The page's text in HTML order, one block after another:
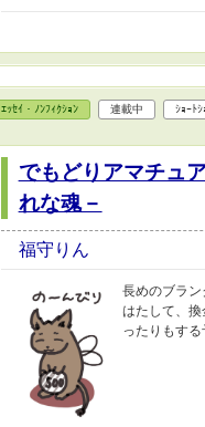
男の子が、
ｴｯｾｲ・ﾉﾝﾌｨｸｼｮﾝ 連載中 ｼｮｰﾄｼ
でもどりアマチュ
れな魂－
福守りん
長めのブラン
はたして、
ったりもする